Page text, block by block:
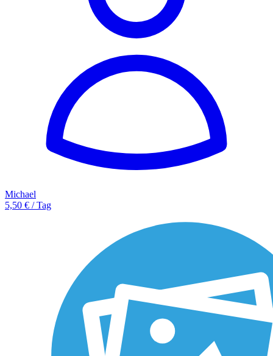
Michael
5,50 € / Tag